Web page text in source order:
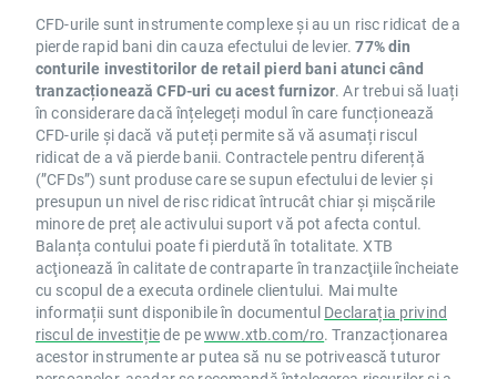
CFD-urile sunt instrumente complexe și au un risc ridicat de a
pierde rapid bani din cauza efectului de levier.77% din
conturile investitorilor de retail pierd bani atunci când
tranzacționează CFD-uri cu acest furnizor. Ar trebui să luați
în considerare dacă înțelegeți modul în care funcționează
CFD-urile și dacă vă puteți permite să vă asumați riscul
ridicat de a vă pierde banii. Contractele pentru diferență
(”CFDs”) sunt produse care se supun efectului de levier și
presupun un nivel de risc ridicat întrucât chiar și mișcările
minore de preț ale activului suport vă pot afecta contul.
Balanța contului poate fi pierdută în totalitate. XTB
acţionează în calitate de contraparte în tranzacţiile încheiate
cu scopul de a executa ordinele clientului. Mai multe
informații sunt disponibile în documentul Declarația privind
riscul de investițiede pewww.xtb.com/ro. Tranzacționarea
acestor instrumente ar putea să nu se potrivească tuturor